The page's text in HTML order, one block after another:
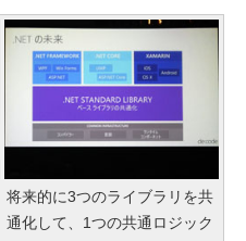
将来的に3つのライブラリを共
通化して、1つの共通ロジック